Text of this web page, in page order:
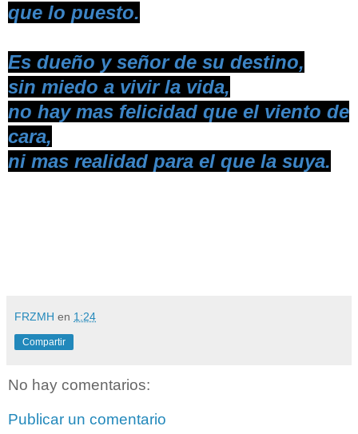
que lo puesto.
Es dueño y señor de su destino,
sin miedo a vivir la vida,
no hay mas felicidad que el viento de
cara,
ni mas realidad para el que la suya.
FRZMH en 1:24
Compartir
No hay comentarios:
Publicar un comentario